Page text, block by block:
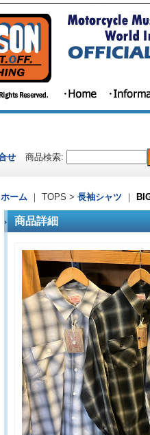
せ 商品検索:
ホーム ｜ TOPS > 長袖シャツ ｜
商品詳細